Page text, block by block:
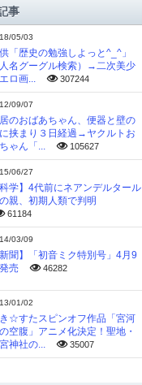
事
05/03
「歴史の勉強しよっと^_^」
人名グーグル検索）→二次美少
ロ画...
307244
09/07
のおばあちゃん、便器と壁の
挟まり３日経過→ヤクルトお
ゃん「...
105627
06/27
科学】4代前にネアンデルタール
親、初期人類で判明
61184
03/09
新聞】「初音ミク特別号」4月9
売
46282
01/02
☆すたスピンオフ作品「宮河
空腹」アニメ化決定！聖地・
神社の...
35007